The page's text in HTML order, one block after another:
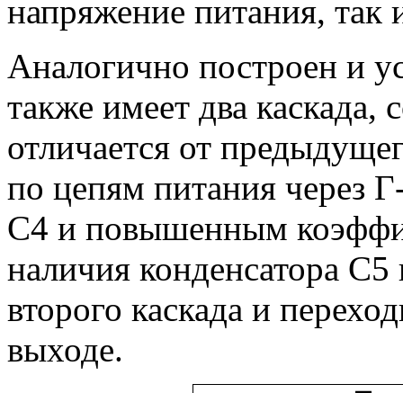
напряжение питания, так
Аналогично построен и
также имеет два
отличается от
по цепям питания через
C4 и повышенным
наличия конденсатора
второго каскада и
выходе.